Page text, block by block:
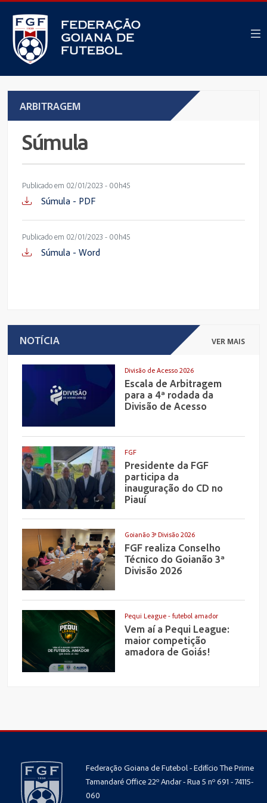
ARBITRAGEM
Súmula
Publicado em 02/01/2023 - 00h45
Súmula - PDF
Publicado em 02/01/2023 - 00h45
Súmula - Word
NOTÍCIA VER MAIS
Divisão de Acesso 2026
Escala de Arbitragem
para a 4ª rodada da
Divisão de Acesso
FGF
Presidente da FGF
participa da
inauguração do CD no
Piauí
Goianão 3ª Divisão 2026
FGF realiza Conselho
Técnico do Goianão 3ª
Divisão 2026
Pequi League - futebol amador
Vem aí a Pequi League:
maior competição
amadora de Goiás!
Federação Goiana de Futebol - Edifício The Prime
Tamandaré Office 22º Andar - Rua 5 nº 691 - 74115-
060